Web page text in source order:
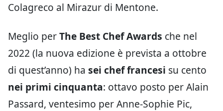
Colagreco al Mirazur di Mentone.
Meglio perThe Best Chef Awards che nel
2022 (la nuova edizione è prevista a ottobre
di quest’anno) ha sei chef francesi su cento
nei primi cinquanta: ottavo posto per Alain
Passard, ventesimo per Anne-Sophie Pic,